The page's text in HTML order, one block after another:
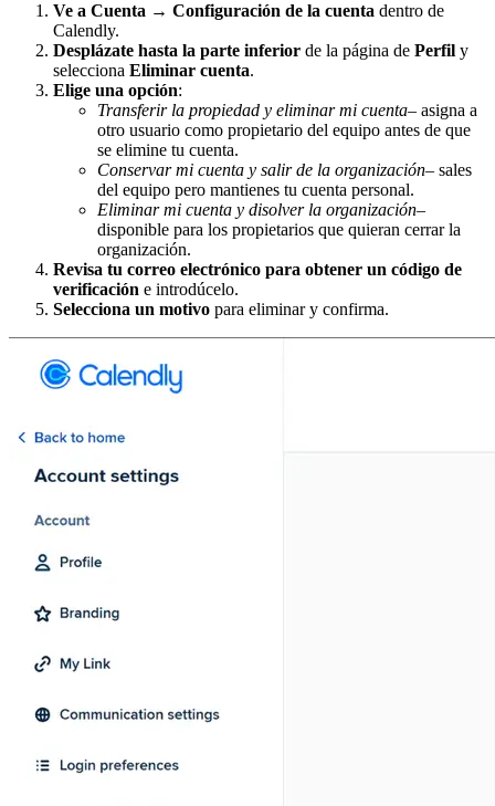
Ve a Cuenta → Configuración de la cuenta dentro de
Calendly.
Desplázate hasta la parte inferior de la página de Perfil y
selecciona Eliminar cuenta.
Elige una opción:
Transferir la propiedad y eliminar mi cuenta– asigna a
otro usuario como propietario del equipo antes de que
se elimine tu cuenta.
Conservar mi cuenta y salir de la organización– sales
del equipo pero mantienes tu cuenta personal.
Eliminar mi cuenta y disolver la organización–
disponible para los propietarios que quieran cerrar la
organización.
Revisa tu correo electrónico para obtener un código de
verificación e introdúcelo.
Selecciona un motivo para eliminar y confirma.